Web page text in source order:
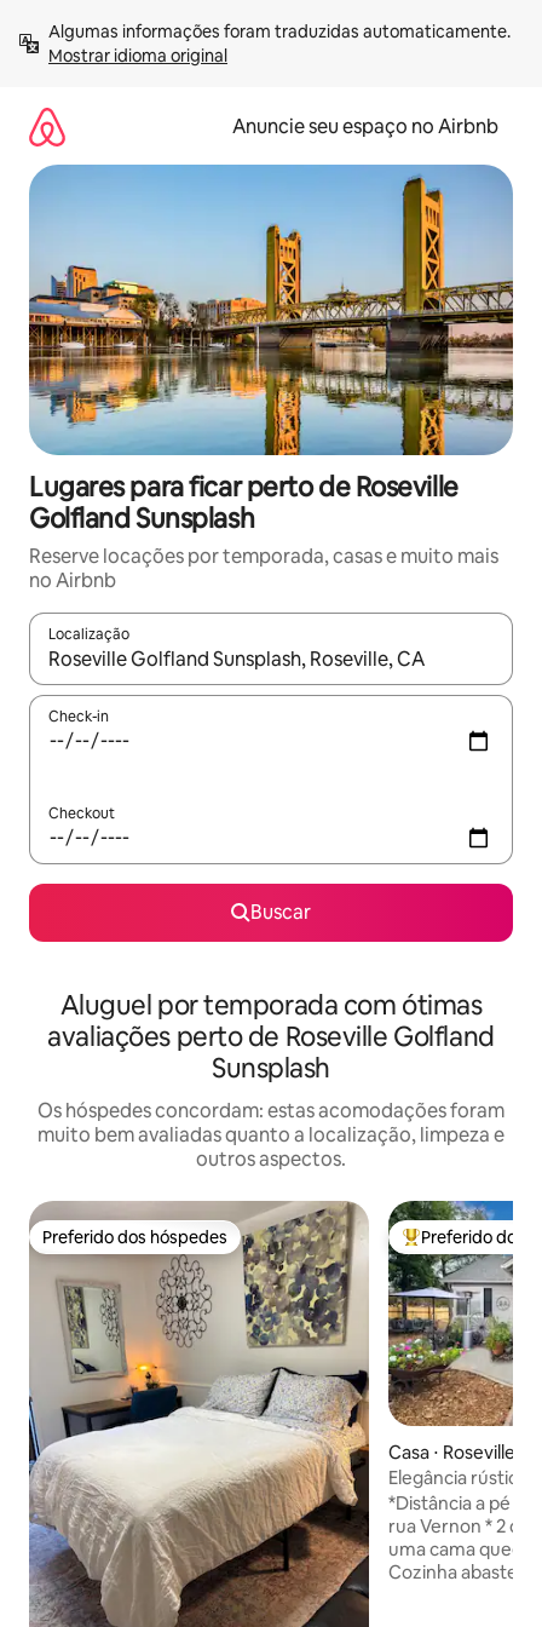
para
Mostrar idioma original
Anuncie seu espaço no Airbnb
Lugares para ficar perto de Roseville
Golfland Sunsplash
Reserve locações por temporada, casas e muito mais
no Airbnb
Localização
Quando os resultados estiverem disponíveis, explore-os
Check-in
Checkout
Buscar
Aluguel por temporada com ótimas
avaliações perto de Roseville Golfland
Sunsplash
Os hóspedes concordam: estas acomodações foram
muito bem avaliadas quanto a localização, limpeza e
outros aspectos.
Preferido dos hóspedes
Preferido dos hóspedes Entre os
Preferido dos
Casa ⋅ Roseville
Elegância rústica
*Distância a pé
rua Vernon * 2 quartos, cada um com
uma cama queen
Cozinha